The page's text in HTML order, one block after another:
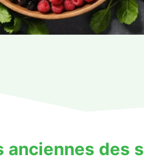
anciennes des